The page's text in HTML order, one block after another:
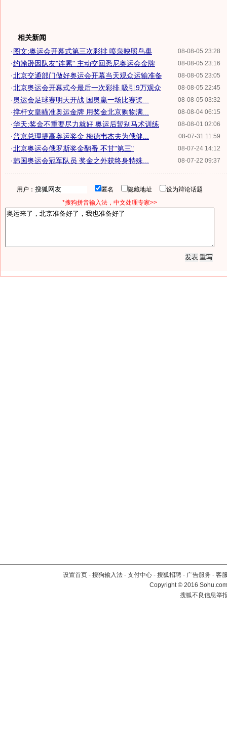
相关新闻
08-08-05 23:28
·图文:奥运会开幕式第三次彩排 喷泉映照鸟巢
08-08-05 23:16
·约翰逊因队友"连累" 主动交回悉尼奥运会金牌
08-08-05 23:05
·北京交通部门做好奥运会开幕当天观众运输准备
08-08-05 22:45
·北京奥运会开幕式今最后一次彩排 吸引9万观众
08-08-05 03:32
·奥运会足球赛明天开战 国奥赢一场比赛奖...
08-08-04 06:15
·撑杆女皇瞄准奥运金牌 用奖金北京购物满...
08-08-01 02:06
·华天:奖金不重要尽力就好 奥运后暂别马术训练
08-07-31 11:59
·普京总理提高奥运奖金 梅德韦杰夫为俄健...
08-07-24 14:12
·北京奥运会俄罗斯奖金翻番 不甘"第三"
08-07-22 09:37
·韩国奥运会冠军队员 奖金之外获终身特殊...
用户： 匿名 隐藏地址
设为辩论话题
*搜狗拼音输入法，中文处理专家>>
设置首页 - 搜狗输入法 - 支付中心 - 搜狐招聘 - 广告服务 - 客
Copyright©2016
搜狐不良信息举